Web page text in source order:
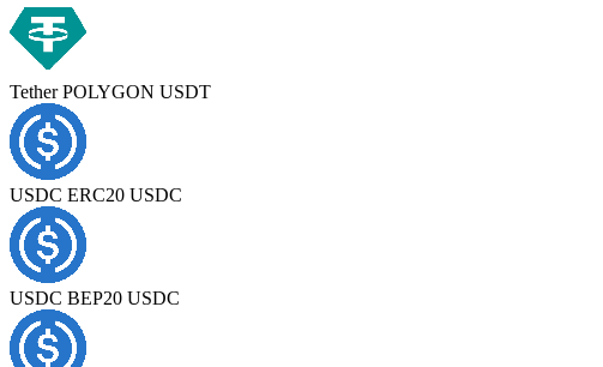
Tether POLYGON USDT
USDC ERC20 USDC
USDC BEP20 USDC